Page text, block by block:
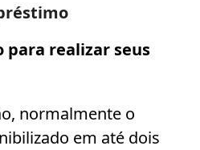
para realizar seus
normalmente o
em até dois